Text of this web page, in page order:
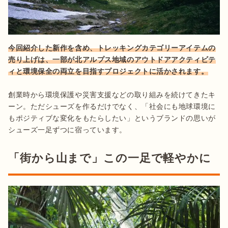
今回紹介した新作を含め、トレッキングカテゴリーアイテムの
売り上げは、一部が北アルプス地域のアウトドアアクティビテ
ィと環境保全の両立を目指すプロジェクトに活かされます。
創業時から環境保護や災害支援などの取り組みを続けてきたキ
ーン。ただシューズを作るだけでなく、「社会にも地球環境に
もポジティブな変化をもたらしたい」というブランドの思いが
シューズ一足ずつに宿っています。
「街から山まで」この一足で軽やかに